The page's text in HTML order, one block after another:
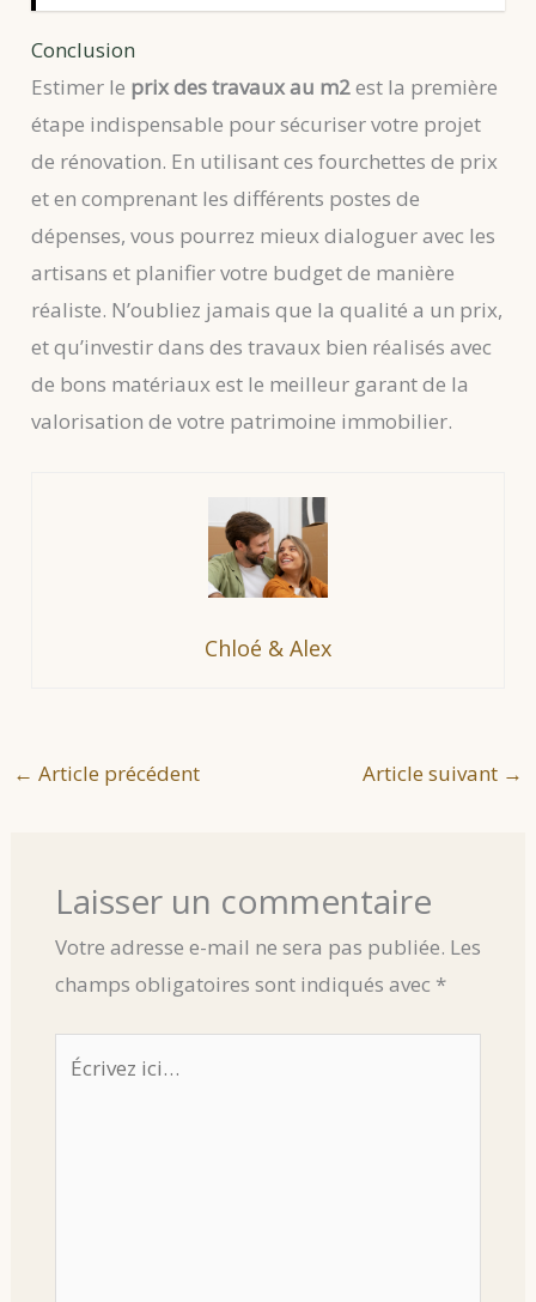
Conclusion
Estimer le prix des travaux au m2est la première
étape indispensable pour sécuriser votre projet
de rénovation. En utilisant ces fourchettes de prix
et en comprenant les différents postes de
dépenses, vous pourrez mieux dialoguer avec les
artisans et planifier votre budget de manière
réaliste. N’oubliez jamais que la qualité a un prix,
et qu’investir dans des travaux bien réalisés avec
de bons matériaux est le meilleur garant de la
valorisation de votre patrimoine immobilier.
Chloé & Alex
← Article précédent Article suivant →
Laisser un commentaire
Votre adresse e-mail ne sera pas publiée. Les
champs obligatoires sont indiqués avec *
Écrivez